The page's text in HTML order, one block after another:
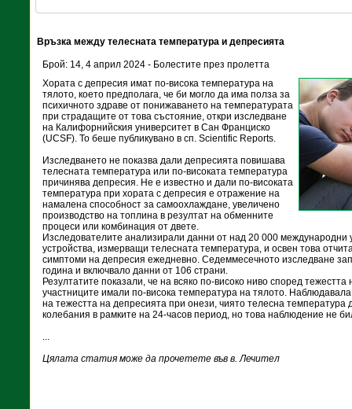
Връзка между телесната температура и депресията
Брой: 14, 4 април 2024 - Болестите през пролетта
Хората с депресия имат по-висока температура на
тялото, което предполага, че би могло да има полза за
психичното здраве от понижаването на температурата
при страдащите от това състояние, откри изследване
на Калифорнийския университет в Сан Франциско
(UCSF). То беше публикувано в сп. Scientific Reports.
Изследването не показва дали депресията повишава
телесната температура или по-високата температура
причинява депресия. Не е известно и дали по-високата
температура при хората с депресия е отражение на
намалена способност за самоохлаждане, увеличено
производство на топлина в резултат на обменните
процеси или комбинация от двете.
Изследователите анализирали данни от над 20 000 международни
устройства, измерващи телесната температура, и освен това
симптоми на депресия ежедневно. Седеммесечното изследване
година и включвало данни от 106 страни.
Резултатите показали, че на всяко по-високо ниво според
участниците имали по-висока температура на тялото.
на тежестта на депресията при онези, чиято телесна температура
колебания в рамките на 24-часов период, но това наблюдение не
...
Цялата статия може да прочетете във в. Лечител